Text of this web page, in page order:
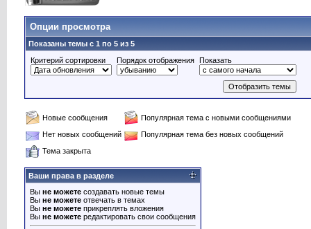
Опции просмотра
Показаны темы с 1 по 5 из 5
Критерий сортировки
Порядок отображения Показать
Новые сообщения
Популярная тема с новыми сообщениями
Нет новых сообщений
Популярная тема без новых сообщений
Тема закрыта
Ваши права в разделе
Вы не можете создавать новые темы
Вы не можете отвечать в темах
Вы не можете прикреплять вложения
Вы не можете редактировать свои сообщения